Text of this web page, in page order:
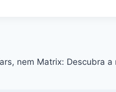
nem Matrix: Descubra